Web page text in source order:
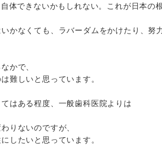
体できないかもしれない。これが日本の根
かなくても、ラバーダムをかけたり、努
かで、
難しいと思っています。
はある程度、一般歯科医院よりは
りないのですが、
したいと思っています。